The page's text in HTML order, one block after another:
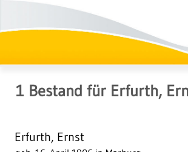
1 Bestand für Erfurth,
Erfurth, Ernst